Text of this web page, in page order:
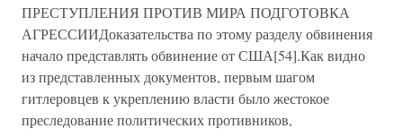
ПРЕСТУПЛЕНИЯ ПРОТИВ МИРА ПОДГОТОВКА
АГРЕССИИДоказательства по этому разделу обвинения
начало представлять обвинение от США[54].Как видно
из представленных документов, первым шагом
гитлеровцев к укреплению власти было жестокое
преследование политических противников,